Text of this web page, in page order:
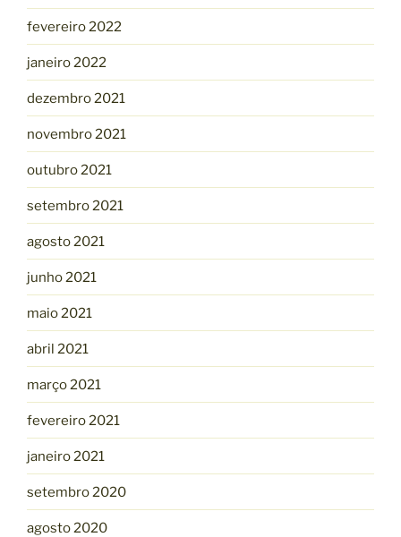
fevereiro 2022
janeiro 2022
dezembro 2021
novembro 2021
outubro 2021
setembro 2021
agosto 2021
junho 2021
maio 2021
abril 2021
março 2021
fevereiro 2021
janeiro 2021
setembro 2020
agosto 2020